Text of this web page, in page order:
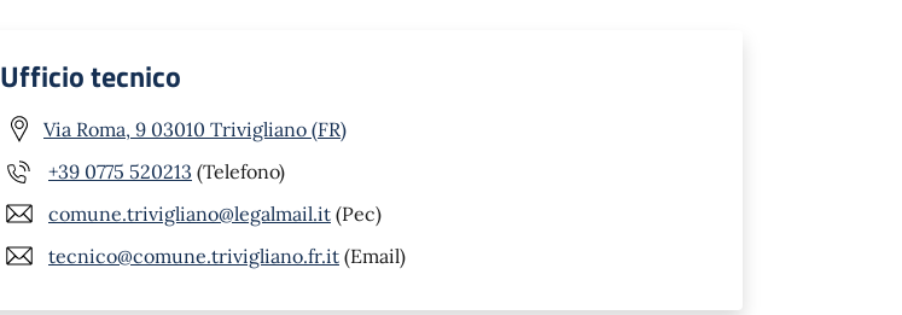
Ufficio tecnico
Via Roma, 9 03010 Trivigliano (FR)
+39 0775 520213 (Telefono)
comune.trivigliano@legalmail.it (Pec)
tecnico@comune.trivigliano.fr.it (Email)